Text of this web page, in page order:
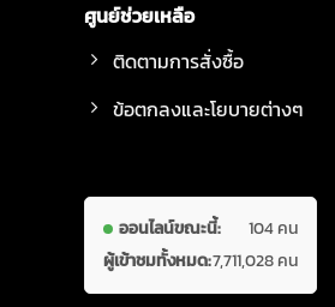
ศูนย์ช่วยเหลือ
ติดตามการสั่งซื้อ
ข้อตกลงและโยบายต่างๆ
ออนไลน์ขณะนี้:
104 คน
ผู้เข้าชมทั้งหมด:7,711,028 คน